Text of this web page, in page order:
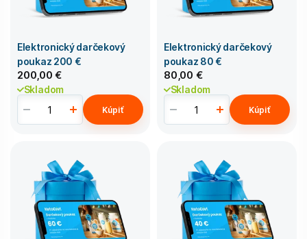
Elektronický darčekový
poukaz 200 €
200,00 €
Skladom
Kúpiť
Elektronický darčekový
poukaz 80 €
80,00 €
Skladom
Kúpiť